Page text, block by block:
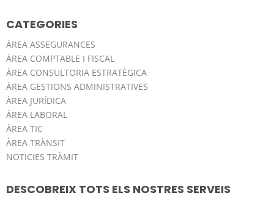
CATEGORIES
ÀREA ASSEGURANCES
ÀREA COMPTABLE I FISCAL
ÀREA CONSULTORIA ESTRATÈGICA
ÀREA GESTIONS ADMINISTRATIVES
ÀREA JURÍDICA
ÀREA LABORAL
ÀREA TIC
ÀREA TRÀNSIT
NOTICIES TRÀMIT
DESCOBREIX TOTS ELS NOSTRES SERVEIS